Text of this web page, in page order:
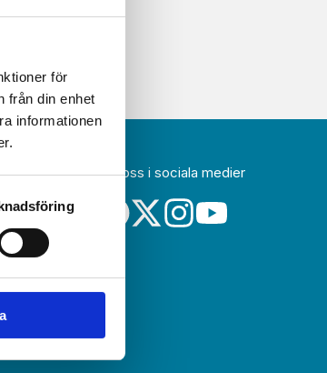
för
från din enhet
informationen
Följ oss i sociala medier